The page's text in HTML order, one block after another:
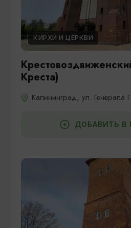
КИРХИ И ЦЕРКВИ
Креста)
Калининград, ул. Генерала
ДОБАВИТЬ В